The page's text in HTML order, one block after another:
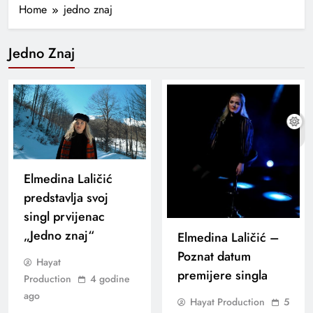
Home jedno znaj
Jedno Znaj
Elmedina Laličić
predstavlja svoj
singl prvijenac
„Jedno znaj“
Hayat
Production
4 godine
ago
Elmedina Laličić –
Poznat datum
premijere singla
Hayat Production
5